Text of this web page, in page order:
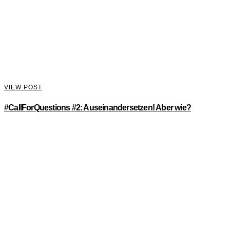
VIEW POST
#CallForQuestions #2: Auseinandersetzen! Aber wie?